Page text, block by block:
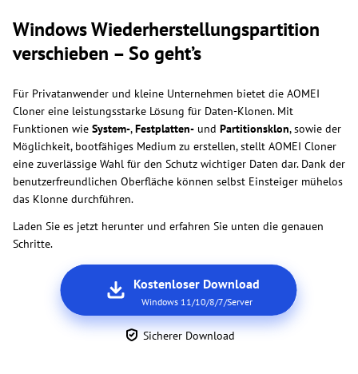
Windows Wiederherstellungspartition
verschieben – So geht’s
Für Privatanwender und kleine Unternehmen bietet die AOMEI
Cloner eine leistungsstarke Lösung für Daten-Klonen. Mit
Funktionen wie System-,Festplatten- und Partitionsklon, sowie der
Möglichkeit, bootfähiges Medium zu erstellen, stellt AOMEI Cloner
eine zuverlässige Wahl für den Schutz wichtiger Daten dar. Dank der
benutzerfreundlichen Oberfläche können selbst Einsteiger mühelos
das Klonne durchführen.
Laden Sie es jetzt herunter und erfahren Sie unten die genauen
Schritte.
Kostenloser Download
Windows 11/10/8/7/Server
Sicherer Download